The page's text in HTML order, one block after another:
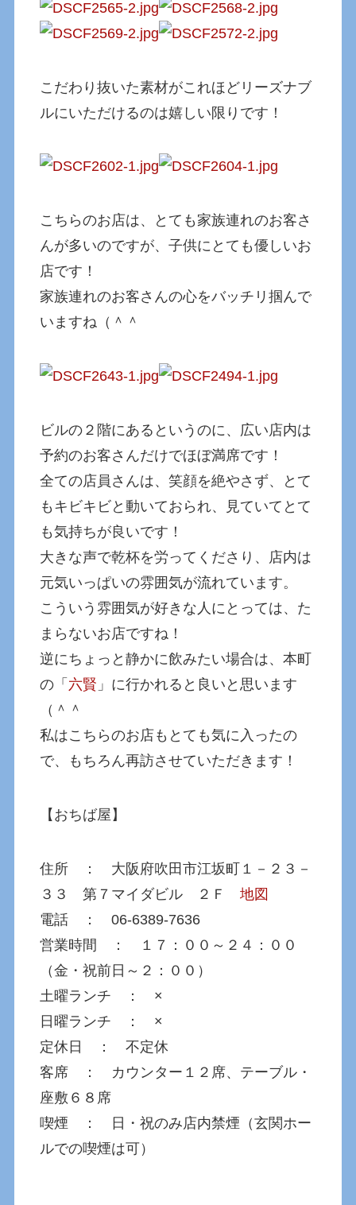
こだわり抜いた素材がこれほどリーズナブ
ルにいただけるのは嬉しい限りです！
こちらのお店は、とても家族連れのお客さ
んが多いのですが、子供にとても優しいお
店です！
家族連れのお客さんの心をバッチリ掴んで
いますね（＾＾
ビルの２階にあるというのに、広い店内は
予約のお客さんだけでほぼ満席です！
全ての店員さんは、笑顔を絶やさず、とて
もキビキビと動いておられ、見ていてとて
も気持ちが良いです！
大きな声で乾杯を労ってくださり、店内は
元気いっぱいの雰囲気が流れています。
こういう雰囲気が好きな人にとっては、た
まらないお店ですね！
逆にちょっと静かに飲みたい場合は、本町
の「 六賢 」に行かれると良いと思います
（＾＾
私はこちらのお店もとても気に入ったの
で、もちろん再訪させていただきます！
【おちば屋】
住所 ： 大阪府吹田市江坂町１－２３－
３３ 第７マイダビル ２Ｆ地図
電話 ： 06-6389-7636
営業時間 ： １７：００～２４：００
（金・祝前日～２：００）
土曜ランチ ： ×
日曜ランチ ： ×
定休日 ： 不定休
客席 ： カウンター１２席、テーブル・
座敷６８席
喫煙 ： 日・祝のみ店内禁煙（玄関ホー
ルでの喫煙は可）